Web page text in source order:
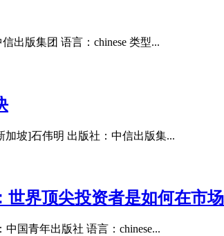
出版集团 语言：chinese 类型...
加坡]石伟明 出版社：中信出版集...
世界顶尖投资者是如何在市
国青年出版社 语言：chinese...